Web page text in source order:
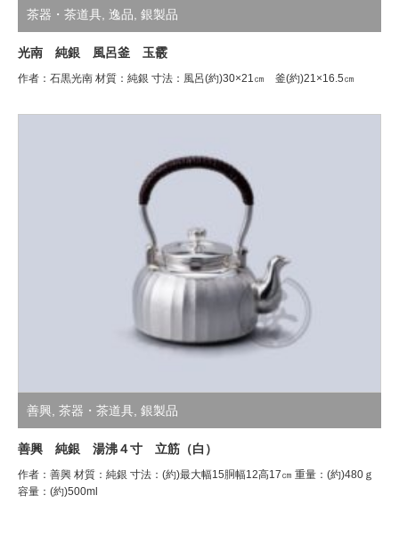
茶器・茶道具 逸品 銀製品
光南 純銀 風呂釜 玉霰
作者：石黒光南 材質：純銀 寸法：風呂(約)30×21㎝ 釜(約)21×16.5㎝
善興 茶器・茶道具 銀製品
善興 純銀 湯沸４寸 立筋（白）
作者：善興 材質：純銀 寸法：(約)最大幅15胴幅12高17㎝ 重量：(約)480ｇ
容量：(約)500ml